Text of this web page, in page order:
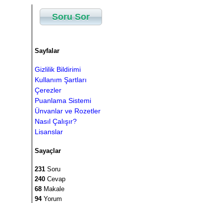
Soru Sor
Sayfalar
Gizlilik Bildirimi
Kullanım Şartları
Çerezler
Puanlama Sistemi
Ünvanlar ve Rozetler
Nasıl Çalışır?
Lisanslar
Sayaçlar
231 Soru
240 Cevap
68 Makale
94Yorum